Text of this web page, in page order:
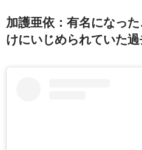
加護亜依：有名になっ
けにいじめられていた